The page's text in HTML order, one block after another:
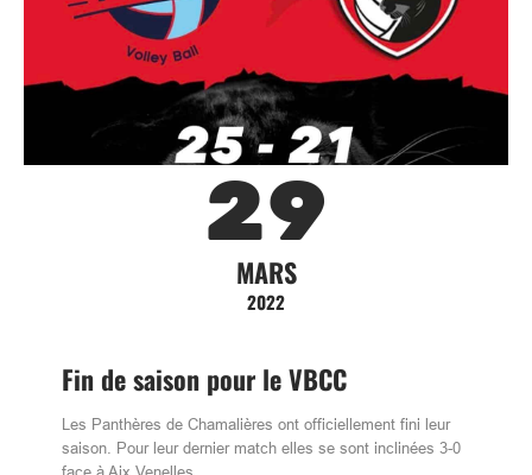
29
MARS
2022
Fin de saison pour le VBCC
Les Panthères de Chamalières ont officiellement fini leur
saison. Pour leur dernier match elles se sont inclinées 3-0
face à Aix Venelles